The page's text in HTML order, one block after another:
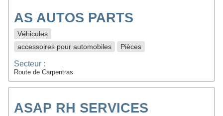
AS AUTOS PARTS
Véhicules
accessoires pour automobiles
Pièces
Secteur :
Route de Carpentras
ASAP RH SERVICES